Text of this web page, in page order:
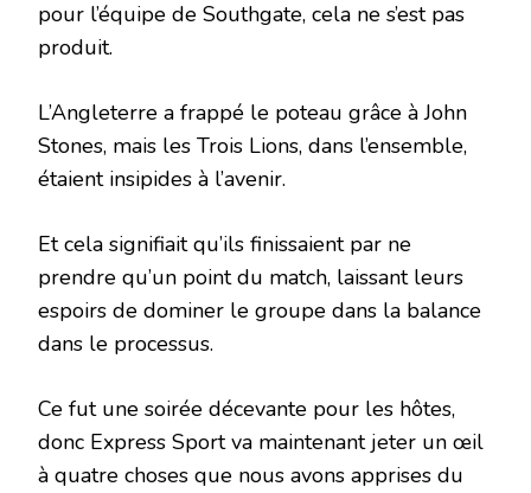
pour l’équipe de Southgate, cela ne s’est pas
produit.
L’Angleterre a frappé le poteau grâce à John
Stones, mais les Trois Lions, dans l’ensemble,
étaient insipides à l’avenir.
Et cela signifiait qu’ils finissaient par ne
prendre qu’un point du match, laissant leurs
espoirs de dominer le groupe dans la balance
dans le processus.
Ce fut une soirée décevante pour les hôtes,
donc Express Sport va maintenant jeter un œil
à quatre choses que nous avons apprises du